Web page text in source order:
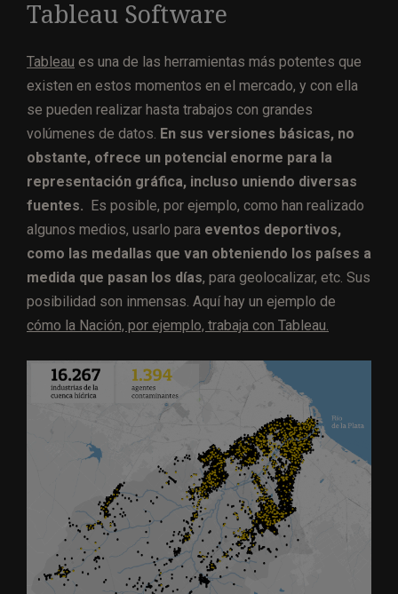
Tableau Software
Tableau es una de las herramientas más potentes que
existen en estos momentos en el mercado, y con ella
se pueden realizar hasta trabajos con grandes
volúmenes de datos. En sus versiones básicas, no
obstante, ofrece un potencial enorme para la
representación gráfica, incluso uniendo diversas
fuentes. Es posible, por ejemplo, como han realizado
algunos medios, usarlo para eventos deportivos,
como las medallas que van obteniendo los países a
medida que pasan los días, para geolocalizar, etc. Sus
posibilidad son inmensas. Aquí hay un ejemplo de
cómo la Nación, por ejemplo, trabaja con Tableau.